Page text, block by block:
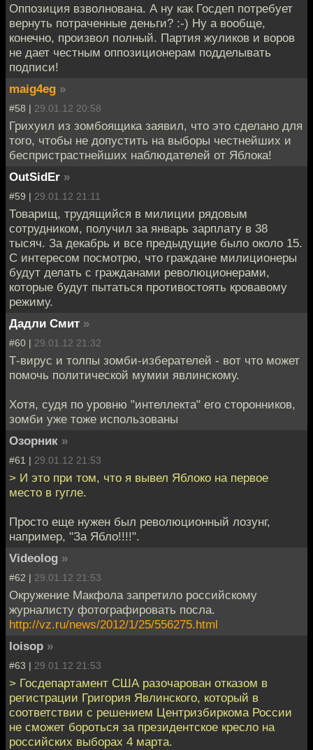
Оппозиция взволнована. А ну как Госдеп потребует
вернуть потраченные деньги? :-) Ну а вообще,
конечно, произвол полный. Партия жуликов и воров
не дает честным оппозиционерам подделывать
подписи!
maig4eg »
#58 | 29.01.12 20:58
Грихуил из зомбоящика заявил, что это сделано для
того, чтобы не допустить на выборы честнейших и
беспристрастнейших наблюдателей от Яблока!
OutSidEr »
#59 | 29.01.12 21:11
Товарищ, трудящийся в милиции рядовым
сотрудником, получил за январь зарплату в 38
тысяч. За декабрь и все предыдущие было около 15.
С интересом посмотрю, что граждане милиционеры
будут делать с гражданами революционерами,
которые будут пытаться противостоять кровавому
режиму.
Дадли Смит »
#60 | 29.01.12 21:32
Т-вирус и толпы зомби-изберателей - вот что может
помочь политической мумии явлинскому.
Хотя, судя по уровню "интеллекта" его сторонников,
зомби уже тоже использованы
Озорник »
#61 | 29.01.12 21:53
> И это при том, что я вывел Яблоко на первое
место в гугле.
Просто еще нужен был революционный лозунг,
например, "За Ябло!!!!".
Videolog »
#62 | 29.01.12 21:53
Окружение Макфола запретило российскому
журналисту фотографировать посла.
http://vz.ru/news/2012/1/25/556275.html
loisop »
#63 | 29.01.12 21:53
> Госдепартамент США разочарован отказом в
регистрации Григория Явлинского, который в
соответствии с решением Центризбиркома России
не сможет бороться за президентское кресло на
российских выборах 4 марта.